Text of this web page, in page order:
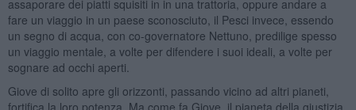
assaporare dei piatti squisiti in in una trattoria, oppure andare a
fare un viaggio in un paese sconosciuto, il Pesci invece, essendo
un segno di acqua, con co-governatore Nettuno, predilige spesso
un viaggio mentale, a volte per difendere i suoi ideali, a volte per
sognare ad occhi aperti.
Giove di solito apre gli orizzonti, passando vicino ad altri pianeti,
fortifica la loro potenza. Ma come fa Giove, il pianeta della giustizia